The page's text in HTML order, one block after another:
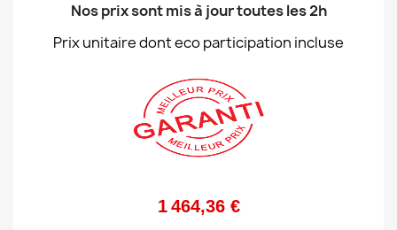
Nos prix sont mis à jour toutes les 2h
Prix unitaire dont eco participation incluse
1 464,36 €